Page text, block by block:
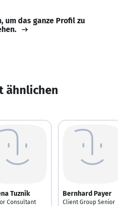
um das ganze Profil zu
ähnlichen
Tuznik
Consultant
Bernhard Payer
Client Group Senior